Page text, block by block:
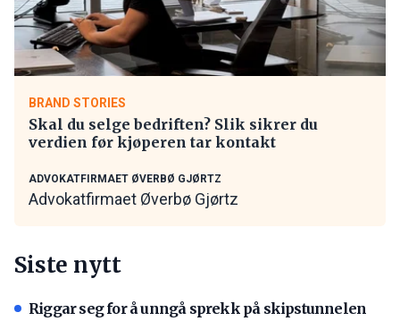
BRAND STORIES
Skal du selge bedriften? Slik sikrer du
verdien før kjøperen tar kontakt
ADVOKATFIRMAET ØVERBØ GJØRTZ
Advokatfirmaet Øverbø Gjørtz
Siste nytt
Riggar seg for å unngå sprekk på skipstunnelen